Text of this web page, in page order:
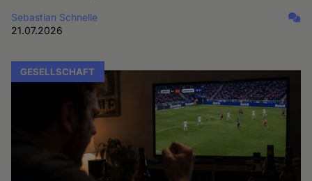
Sebastian Schnelle
21.07.2026
GESELLSCHAFT